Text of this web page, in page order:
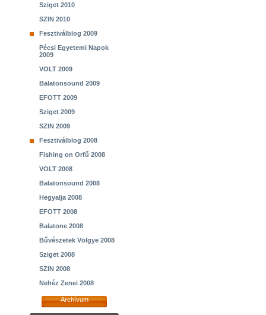
Sziget 2010
SZIN 2010
Fesztiválblog 2009
Pécsi Egyetemi Napok
2009
VOLT 2009
Balatonsound 2009
EFOTT 2009
Sziget 2009
SZIN 2009
Fesztiválblog 2008
Fishing on Orfű 2008
VOLT 2008
Balatonsound 2008
Hegyalja 2008
EFOTT 2008
Balatone 2008
Bűvészetek Völgye 2008
Sziget 2008
SZIN 2008
Nehéz Zenei 2008
Archívum